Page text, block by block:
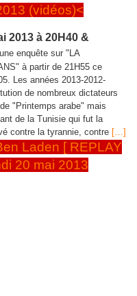
(vidéos)<
2013 à 20H40 &
enquête sur "LA
à partir de 21H55 ce
Les années 2013-2012-
de nombreux dictateurs
"Printemps arabe" mais
de la Tunisie qui fut la
contre la tyrannie, contre […]
Laden [ REPLAY
20 mai 2013